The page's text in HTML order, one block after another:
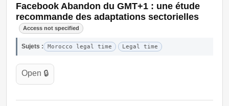
Facebook Abandon du GMT+1 : une étude
recommande des adaptations sectorielles
Access not specified
Sujets : Morocco legal time Legal time
Open 🔒